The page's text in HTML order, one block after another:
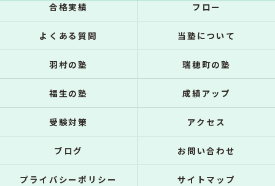
合格実績 フロー
よくある質問 当塾について
羽村の塾 瑞穂町の塾
福生の塾 成績アップ
受験対策 アクセス
ブログ お問い合わせ
プライバシーポリシー サイトマップ